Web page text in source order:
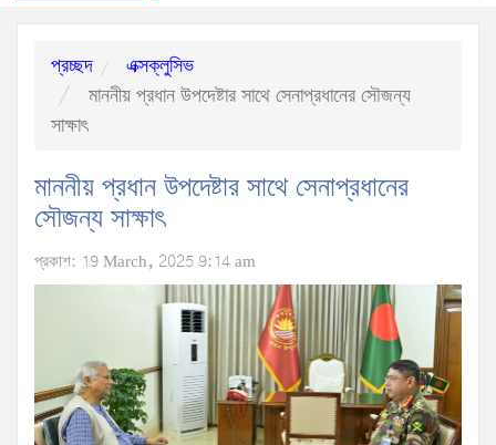
প্রচ্ছদ
এক্সক্লুসিভ
মাননীয় প্রধান উপদেষ্টার সাথে সেনাপ্রধানের সৌজন্য
সাক্ষাৎ
মাননীয় প্রধান উপদেষ্টার সাথে সেনাপ্রধানের
সৌজন্য সাক্ষাৎ
প্রকাশ: 19 March, 2025 9:14 am